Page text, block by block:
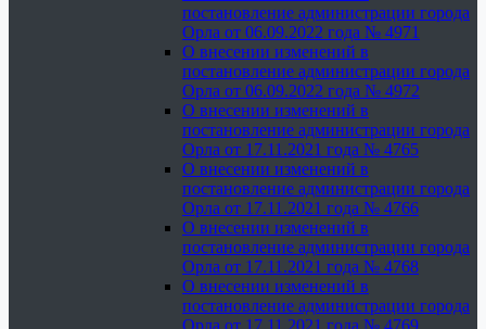
постановление администрации города
Орла от 06.09.2022 года № 4971
О внесении изменений в
постановление администрации города
Орла от 06.09.2022 года № 4972
О внесении изменений в
постановление администрации города
Орла от 17.11.2021 года № 4765
О внесении изменений в
постановление администрации города
Орла от 17.11.2021 года № 4766
О внесении изменений в
постановление администрации города
Орла от 17.11.2021 года № 4768
О внесении изменений в
постановление администрации города
Орла от 17.11.2021 года № 4769